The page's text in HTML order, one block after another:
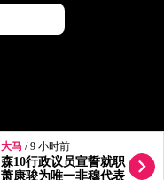
大马 / 10 小时前
依斯迈入院无法出庭 面
控程序延至827